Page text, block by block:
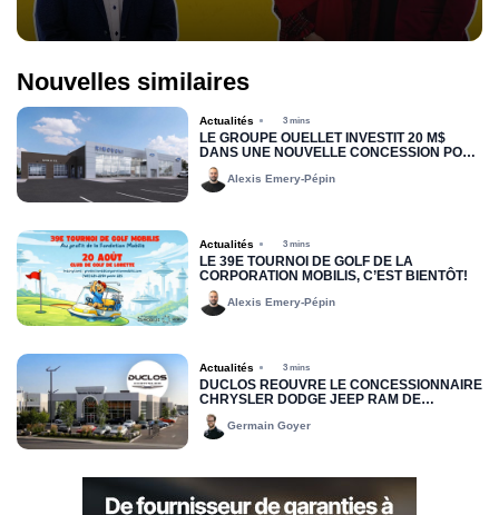
Nouvelles similaires
Actualités 3 mins
LE GROUPE OUELLET INVESTIT 20 M$
DANS UNE NOUVELLE CONCESSION POUR
RIMOUSKI FORD
Alexis Emery-Pépin
Actualités 3 mins
LE 39E TOURNOI DE GOLF DE LA
CORPORATION MOBILIS, C’EST BIENTÔT!
Alexis Emery-Pépin
Actualités 3 mins
DUCLOS RÉOUVRE LE CONCESSIONNAIRE
CHRYSLER DODGE JEEP RAM DE
DRUMMONDVILLE
Germain Goyer